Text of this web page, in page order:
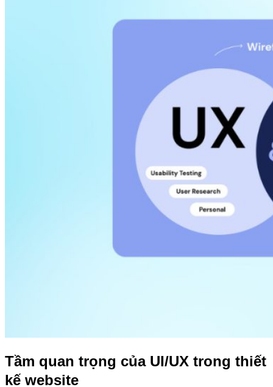
Tầm quan trọng của UI/UX trong thiết
kế website